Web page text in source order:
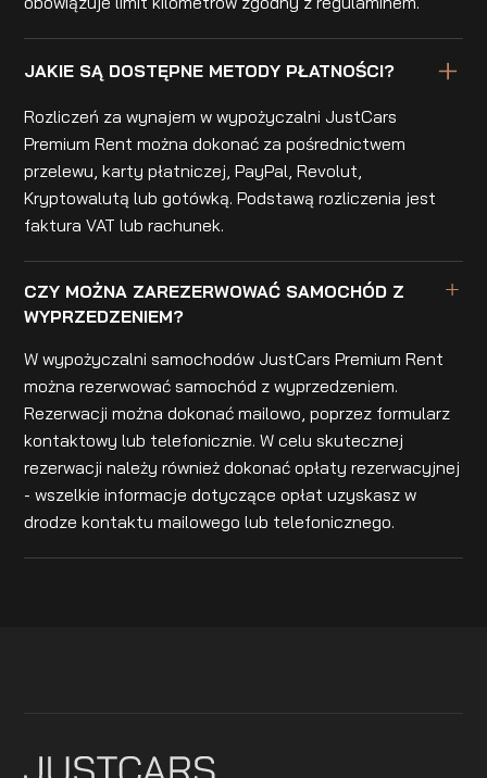
JAKIE SĄ DOSTĘPNE METODY PŁATNOŚCI?
Rozliczeń za wynajem w wypożyczalni JustCars
Premium Rent można dokonać za pośrednictwem
przelewu, karty płatniczej, PayPal, Revolut,
Kryptowalutą lub gotówką. Podstawą rozliczenia jest
faktura VAT lub rachunek.
CZY MOŻNA ZAREZERWOWAĆ SAMOCHÓD Z
WYPRZEDZENIEM?
W wypożyczalni samochodów JustCars Premium Rent
można rezerwować samochód z wyprzedzeniem.
Rezerwacji można dokonać mailowo, poprzez formularz
kontaktowy lub telefonicznie. W celu skutecznej
rezerwacji należy również dokonać opłaty rezerwacyjnej
- wszelkie informacje dotyczące opłat uzyskasz w
drodze kontaktu mailowego lub telefonicznego.